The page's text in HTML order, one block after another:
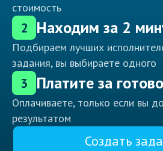
стоимость
2 Находим за 2
Подбираем лучших
задания, вы выбираете одного
3 Платите за
Оплачиваете, только если вы
результатом
Создать